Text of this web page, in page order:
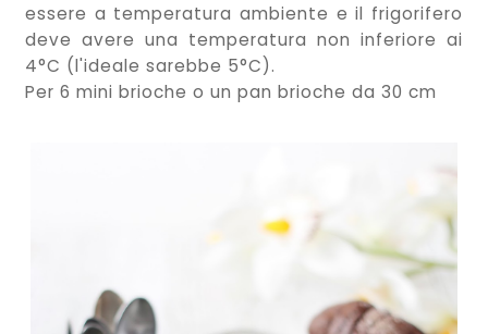
essere a temperatura ambiente e il frigorifero
deve avere una temperatura non inferiore ai
4°C (l'ideale sarebbe 5°C).
Per 6 mini brioche o un pan brioche da 30 cm